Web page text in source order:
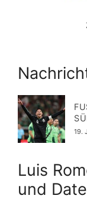
19.
Luis
und